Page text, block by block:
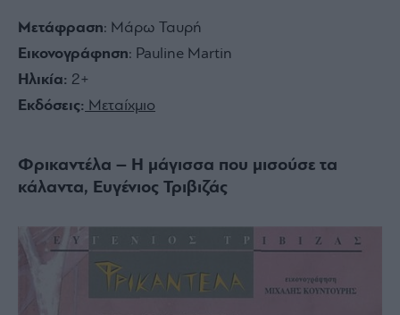
Μετάφραση: Μάρω Ταυρή
Εικονογράφηση: Pauline Martin
Ηλικία: 2+
Εκδόσεις: Μεταίχμιο
Φρικαντέλα – Η μάγισσα που μισούσε τα
κάλαντα, Ευγένιος Τριβιζάς